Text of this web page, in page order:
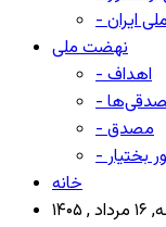
ایران
نهضت ملی
- اهداف
- مصدق
بختیار
خانه